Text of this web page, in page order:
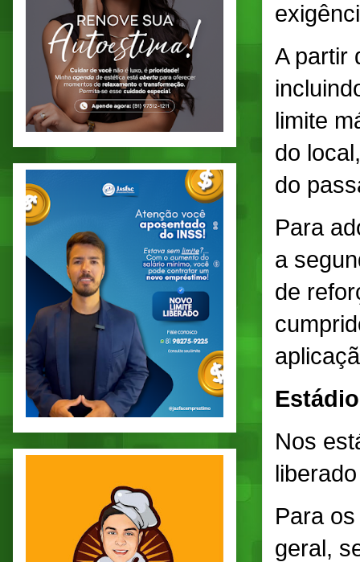
A partir
limite
do
do
Para
a
de
Nos
Para
geral,